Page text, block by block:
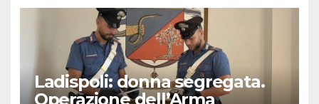
Ladispoli: donna segregata.
Operazione dell’Arma